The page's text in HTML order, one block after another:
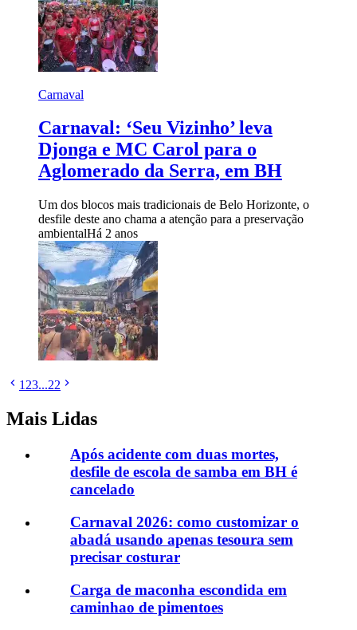
Carnaval
Carnaval: ‘Seu Vizinho’ leva
Djonga e MC Carol para o
Aglomerado da Serra, em BH
Um dos blocos mais tradicionais de Belo Horizonte, o
desfile deste ano chama a atenção para a preservação
ambientalHá 2 anos
1 23...22
Mais Lidas
Após acidente com duas mortes,
desfile de escola de samba em BH é
cancelado
Carnaval 2026: como customizar o
abadá usando apenas tesoura sem
precisar costurar
Carga de maconha escondida em
caminhao de pimentoes